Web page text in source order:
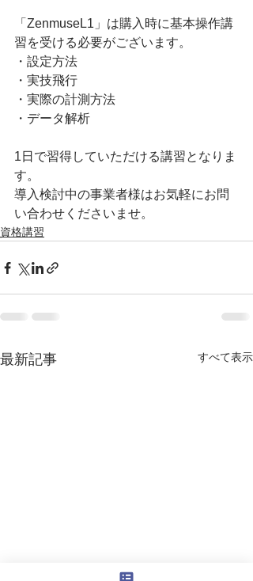
「ZenmuseL1」は購入時に基本操作講
習を受ける必要がございます。
・設定方法
・実技飛行
・実際の計測方法
・データ解析
1日で習得していただける講習となりま
す。
導入検討中の事業者様はお気軽にお問
い合わせくださいませ。
資格講習
最新記事 すべて表示